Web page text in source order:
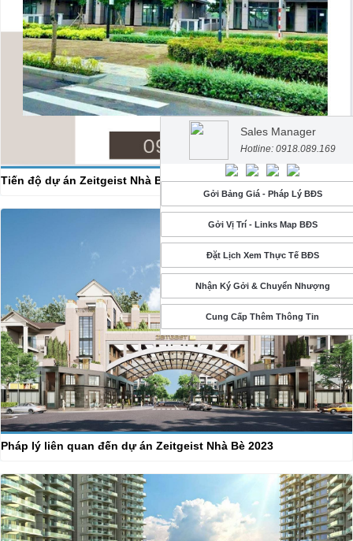
Tiến độ dự án Zeitgeist Nhà Bè T6/2024
Pháp lý liên quan đến dự án Zeitgeist Nhà Bè 2023
Sales Manager
Hotline: 0918.089.169
Gởi Bảng Giá - Pháp Lý BĐS
Gởi Vị Trí - Links Map BĐS
Đặt Lịch Xem Thực Tế BĐS
Nhận Ký Gởi & Chuyển Nhượng
Cung Cấp Thêm Thông Tin